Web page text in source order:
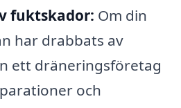
fuktskador: Om din
har drabbats av
ett dräneringsföretag
och